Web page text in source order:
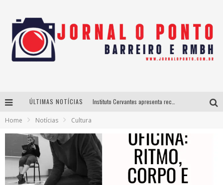
ÚLTIMAS NOTÍCIAS
BH recebe nesta quinta-feira lançamento do jogo “Coleta Seletiva” com roda de conversa entre agentes da sustentabilidade
Projeta Cultura abre inscrições gratuitas em São João del-Rei para oficinas de elaboração de projetos culturais e inteligência artificial
Home Notícias Cultura